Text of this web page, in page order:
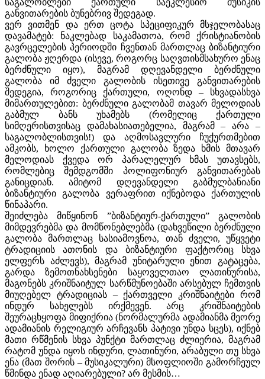
განვითარების ბუნებრივ შედეგად.
ვერ ვითმენ და ერთ ცოტა სპეციფიკურ მსჯელობასაც
დავამატებ: ნაკლებად საკამათოა, რომ ქრისტიანობის
გავრცელების პერიოდში ჩვენთან მართლაც ბიზანტიური
გალობა ჟღერდა (ისევე, როგორც საღვთისმსახურო ენაც
ბერძნული იყო), მაგრამ დღევანდელი ბერძნული
გალობა იმ ძველი გალობის ისეთივე განვითარების
შედეგია, როგორიც ქართული, ოღონდ – სხვადასხვა
მიმართულებით: ბერძნული გალობამ თავარ მელოდიას
გაბმულ ბანს უხამებს (რომელიც ქართული
სიმღერისთვისაც დამახასიათებელია, მაგრამ – არა –
საგალობლისთვის!) და აღმოსავლური ჩუქურთმებით
ამკობს, ხოლო ქართული გალობა ზედა ხმის მთავარ
მელოდიას ქვედა ორ პარალელურ ხმას უთავსებს,
რომლებიც შემდგომში პოლიფონიურ განვითარებას
განიცდიან. ამიტომ დღევანდელი გაბმულბანიანი
ბიზანტიური გალობა ვერაფრით იქნებოდა ქართულის
წინაპარი.
შეიძლება მიწყინონ ”ბიზანტიურ-ქართული” გალობის
მიმდევრებმა და მომწონებლებმა (დახვეწილი ბერძნული
გალობა მართლაც სასიამოვნოა, თან ძველი, უწყვეტი
ტრადიციის ათონის და ბიზანტიური ფაქტორიც სხვა
ელფერს აძლევს), მაგრამ უნიტარული ენით გატაცება,
გარდა ზემოთნახსენები საყოველთაო ლათინურისა,
მაგონებს კრიშნაიტულ სარწმუნოებაში არსებულ ჩემთვის
მიუღებელ ტრადიციას – ქართველი კრიშნაიტები რომ
ინდურ სახელებს ირქმევენ. არც კრიშნაიტების
შეურაცხყოფა მიფიქრია (ნორმალურმა ადამიანმა მეორე
ადამიანის რელიგიურ არჩევანს პატივი უნდა სცეს), იქნებ
მათი რწმენის სხვა პუნქტი მართლაც ძლიერია, მაგრამ
რატომ უნდა იყოს ინდური, ლათინური, არაბული თუ სხვა
ენა (მათ შორის – მუსიკალური) მსოფლიოში გამორჩეულ
წმინდა ენად აღიარებული? არ მესმის…